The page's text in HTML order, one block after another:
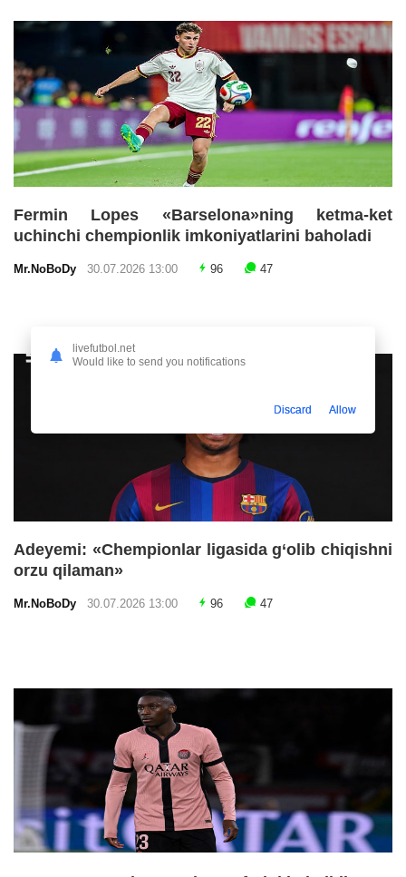
Fermin Lopes «Barselona»ning ketma-ket
uchinchi chempionlik imkoniyatlarini baholadi
Mr.NoBoDy 30.07.2026 13:00 96 47
Adeyemi: «Chempionlar ligasida g‘olib chiqishni
orzu qilaman»
Mr.NoBoDy 30.07.2026 13:00 96 47
livefutbol.net
Would like to send you notifications
Discard Allow